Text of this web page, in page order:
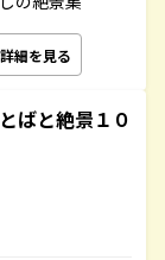
詳細を見る
ばと絶景１０